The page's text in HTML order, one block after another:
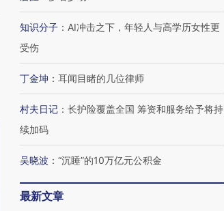
知识分子 ： AI冲击之下，年轻人与高学历女性更
受伤
丁金坤 ： 耳闻目睹的几位律师
村夫日记 ： 长护险覆盖全国 筹资和服务给予将持
续加码
吴晓波 ： “沉睡”的10万亿元公积金
最新文章